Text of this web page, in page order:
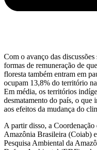
Com o avanço das
formas de remuneração de
floresta também entram em
ocupam 13,8% do território
Em média, os territórios
desmatamento do país, o que
aos efeitos da mudança do
A partir disso, a
Amazônia Brasileira (Coiab)
Pesquisa Ambiental da